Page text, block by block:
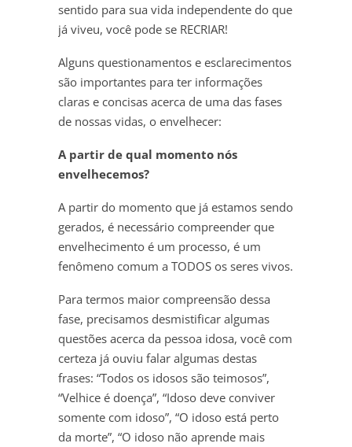
sentido para sua vida independente do que
já viveu, você pode se RECRIAR!
Alguns questionamentos e esclarecimentos
são importantes para ter informações
claras e concisas acerca de uma das fases
de nossas vidas, o envelhecer:
A partir de qual momento nós
envelhecemos?
A partir do momento que já estamos sendo
gerados, é necessário compreender que
envelhecimento é um processo, é um
fenômeno comum a TODOS os seres vivos.
Para termos maior compreensão dessa
fase, precisamos desmistificar algumas
questões acerca da pessoa idosa, você com
certeza já ouviu falar algumas destas
frases: “Todos os idosos são teimosos”,
“Velhice é doença”, “Idoso deve conviver
somente com idoso”, “O idoso está perto
da morte”, “O idoso não aprende mais